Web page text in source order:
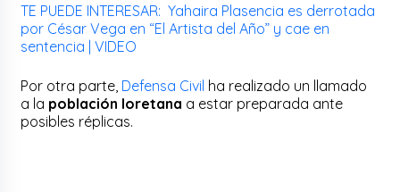
TE PUEDE INTERESAR: Yahaira Plasencia es derrotada
por César Vega en “El Artista del Año” y cae en
sentencia | VIDEO
Por otra parte, Defensa Civil ha realizado un llamado
a la población loretana a estar preparada ante
posibles réplicas.